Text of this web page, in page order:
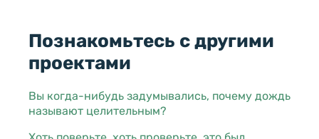
Познакомьтесь с другими
проектами
Вы когда-нибудь задумывались, почему дождь
называют целительным?